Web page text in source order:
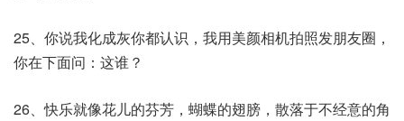
25、你说我化成灰你都认识，我用美颜相机拍照发朋友圈，
你在下面问：这谁？
26、快乐就像花儿的芬芳，蝴蝶的翅膀，散落于不经意的角